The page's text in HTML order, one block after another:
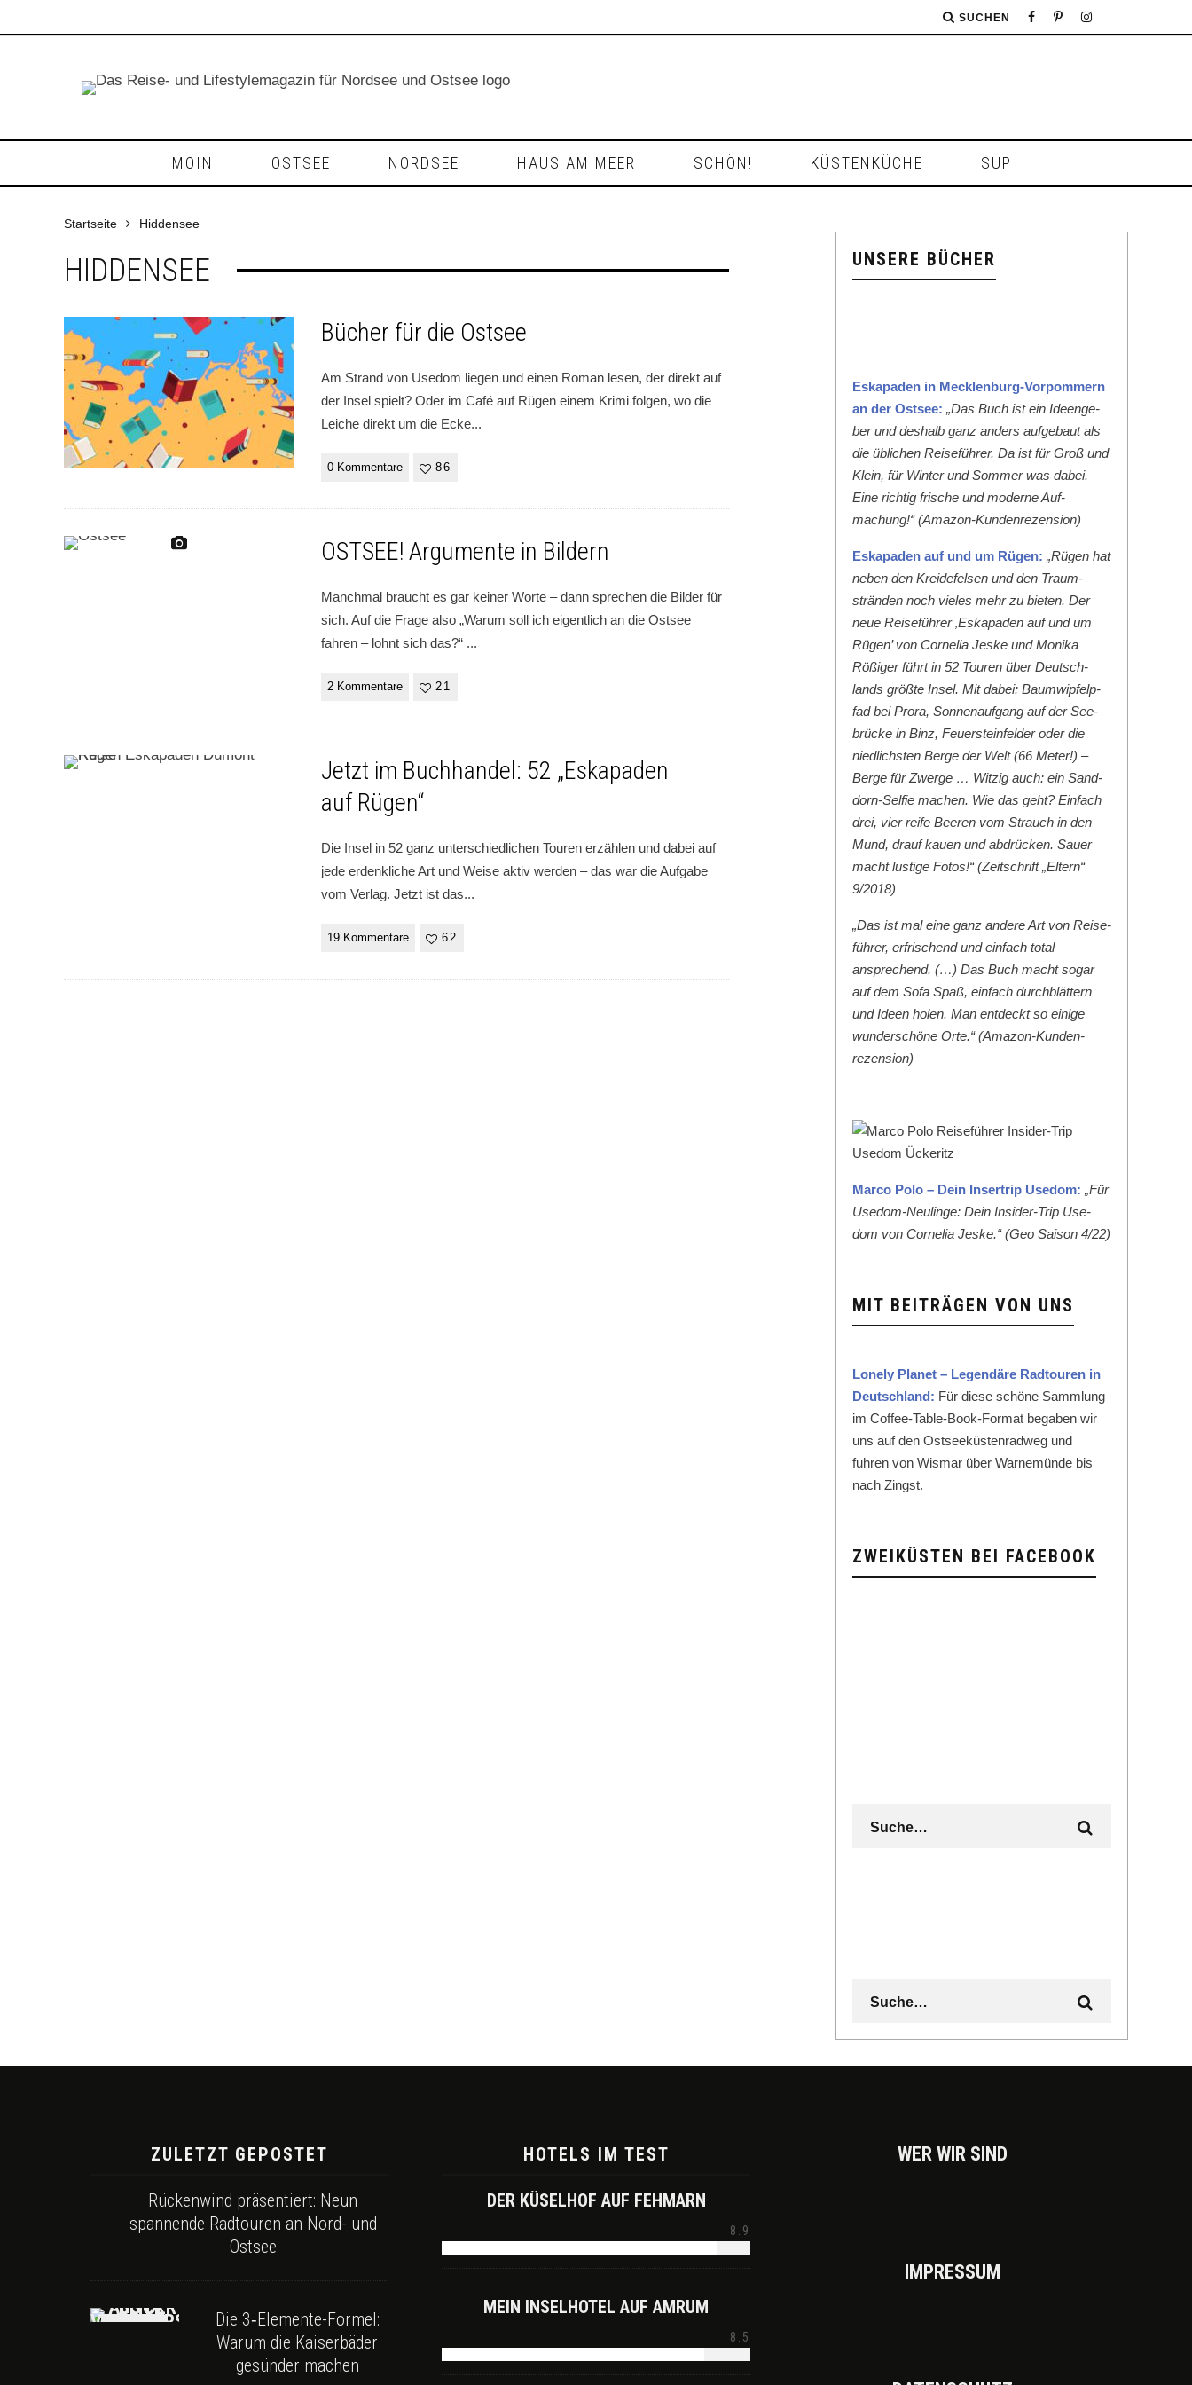
SUCHEN
MOIN OSTSEE NORDSEE HAUS AM MEER SCHÖN! KÜSTENKÜCHE SUP
Startseite Hiddensee
HIDDENSEE
Bücher für die Ostsee
Am Strand von Usedom liegen und einen Roman lesen, der direkt auf
der Insel spielt? Oder im Café auf Rügen einem Krimi folgen, wo die
Leiche direkt um die Ecke...
0 Kommentare 86
OSTSEE! Argumente in Bildern
Manchmal braucht es gar keiner Worte – dann sprechen die Bilder für
sich. Auf die Frage also „Warum soll ich eigentlich an die Ostsee
fahren – lohnt sich das?“ ...
2 Kommentare 21
Jetzt im Buchhandel: 52 „Eskapaden
auf Rügen“
Die Insel in 52 ganz unterschiedlichen Touren erzählen und dabei auf
jede erdenkliche Art und Weise aktiv werden – das war die Aufgabe
vom Verlag. Jetzt ist das...
19 Kommentare 62
UNSERE BÜCHER
Eska­paden in Meck­len­burg-Vor­pom­mern
an der Ost­see: „Das Buch ist ein Ideenge­
ber und deshalb ganz anders aufge­baut als
die üblichen Reise­führer. Da ist für Groß und
Klein, für Win­ter und Som­mer was dabei.
Eine richtig frische und mod­erne Auf­
machung!“ (Ama­zon-Kun­den­rezen­sion)
Eska­paden auf und um Rügen: „Rügen hat
neben den Krei­de­felsen und den Traum­
strän­den noch vieles mehr zu bieten. Der
neue Reise­führer ‚Eska­paden auf und um
Rügen’ von Cor­nelia Jeske und Moni­ka
Rößiger führt in 52 Touren über Deutsch­
lands größte Insel. Mit dabei: Baumwipfelp­
fad bei Pro­ra, Son­nenauf­gang auf der See­
brücke in Binz, Feuer­ste­in­felder oder die
niedlich­sten Berge der Welt (66 Meter!) –
Berge für Zwerge … Witzig auch: ein Sand­
dorn-Self­ie machen. Wie das geht? Ein­fach
drei, vier reife Beeren vom Strauch in den
Mund, drauf kauen und abdrück­en. Sauer
macht lustige Fotos!“ (Zeitschrift „Eltern“
9/2018)
„Das ist mal eine ganz andere Art von Reise­
führer, erfrischend und ein­fach total
ansprechend. (…) Das Buch macht sog­ar
auf dem Sofa Spaß, ein­fach durch­blät­tern
und Ideen holen. Man ent­deckt so einige
wun­der­schöne Orte.“ (Ama­zon-Kun­den­
rezen­sion)
Mar­co Polo – Dein Inser­trip Use­dom: „Für
Use­dom-Neulinge: Dein Insid­er-Trip Use­
dom von Cor­nelia Jeske.“ (Geo Sai­son 4/22)
MIT BEITRÄGEN VON UNS
Lone­ly Plan­et – Leg­endäre Rad­touren in
Deutsch­land: Für diese schöne Samm­lung
im Cof­fee-Table-Book-For­mat begaben wir
uns auf den Ost­seeküsten­rad­weg und
fuhren von Wis­mar über Warnemünde bis
nach Zingst.
ZWEIKÜSTEN BEI FACEBOOK
ZULETZT GEPOSTET
Rückenwind präsentiert: Neun
spannende Radtouren an Nord- und
Ostsee
Die 3‑Elemente-Formel:
Warum die Kaiserbäder
gesünder machen
HOTELS IM TEST
DER KÜSELHOF AUF FEHMARN
8.9
MEIN INSELHOTEL AUF AMRUM
8.5
WER WIR SIND
IMPRES­SUM